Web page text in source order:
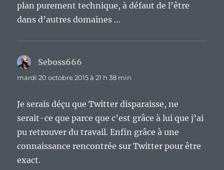
plan purement technique, à défaut de l’être
dans d’autres domaines …
Seboss666
mardi 20 octobre 2015 à 21 h 38 min
Je serais déçu que Twitter disparaisse, ne
serait-ce que parce que c’est grâce à lui que j’ai
pu retrouver du travail. Enfin grâce à une
connaissance rencontrée sur Twitter pour être
exact.